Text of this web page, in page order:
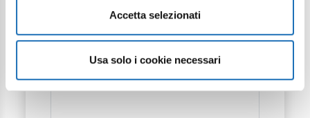
Accetta selezionati
Usa solo i cookie necessari
Messaggio